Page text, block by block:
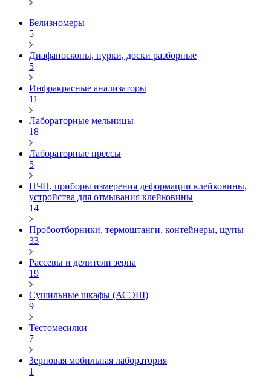
Белизномеры
5
Диафаноскопы, пурки, доски разборные
5
Инфракрасные анализаторы
11
Лабораторные мельницы
18
Лабораторные прессы
5
ПЧП, приборы измерения деформации клейковины,
устройства для отмывания клейковины
14
Пробоотборники, термоштанги, контейнеры, щупы
33
Рассевы и делители зерна
19
Сушильные шкафы (АСЭШ)
9
Тестомесилки
7
Зерновая мобильная лаборатория
1